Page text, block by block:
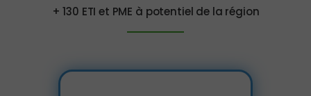
+ 130 ETI et PME à potentiel de la région